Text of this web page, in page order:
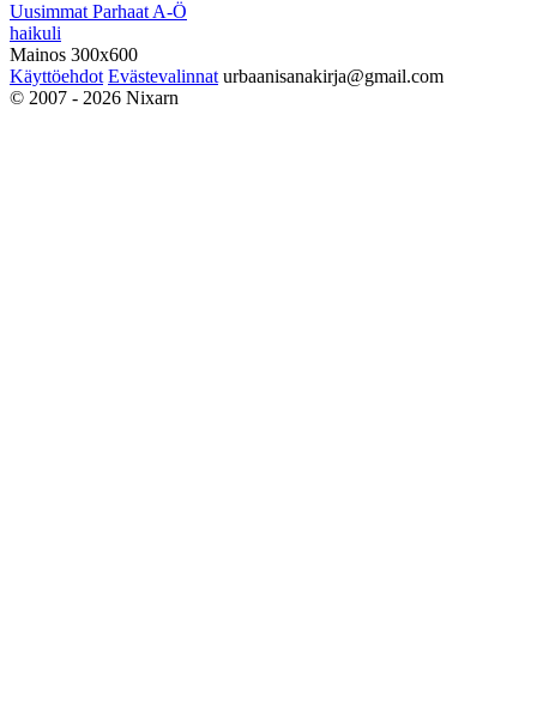
Uusimmat Parhaat A-Ö
haikuli
Mainos 300x600
Käyttöehdot Evästevalinnat urbaanisanakirja@gmail.com
© 2007 - 2026 Nixarn